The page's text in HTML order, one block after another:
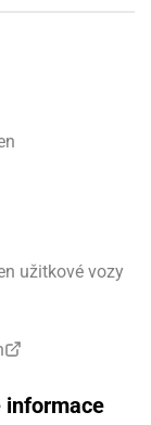
užitkové vozy
informace